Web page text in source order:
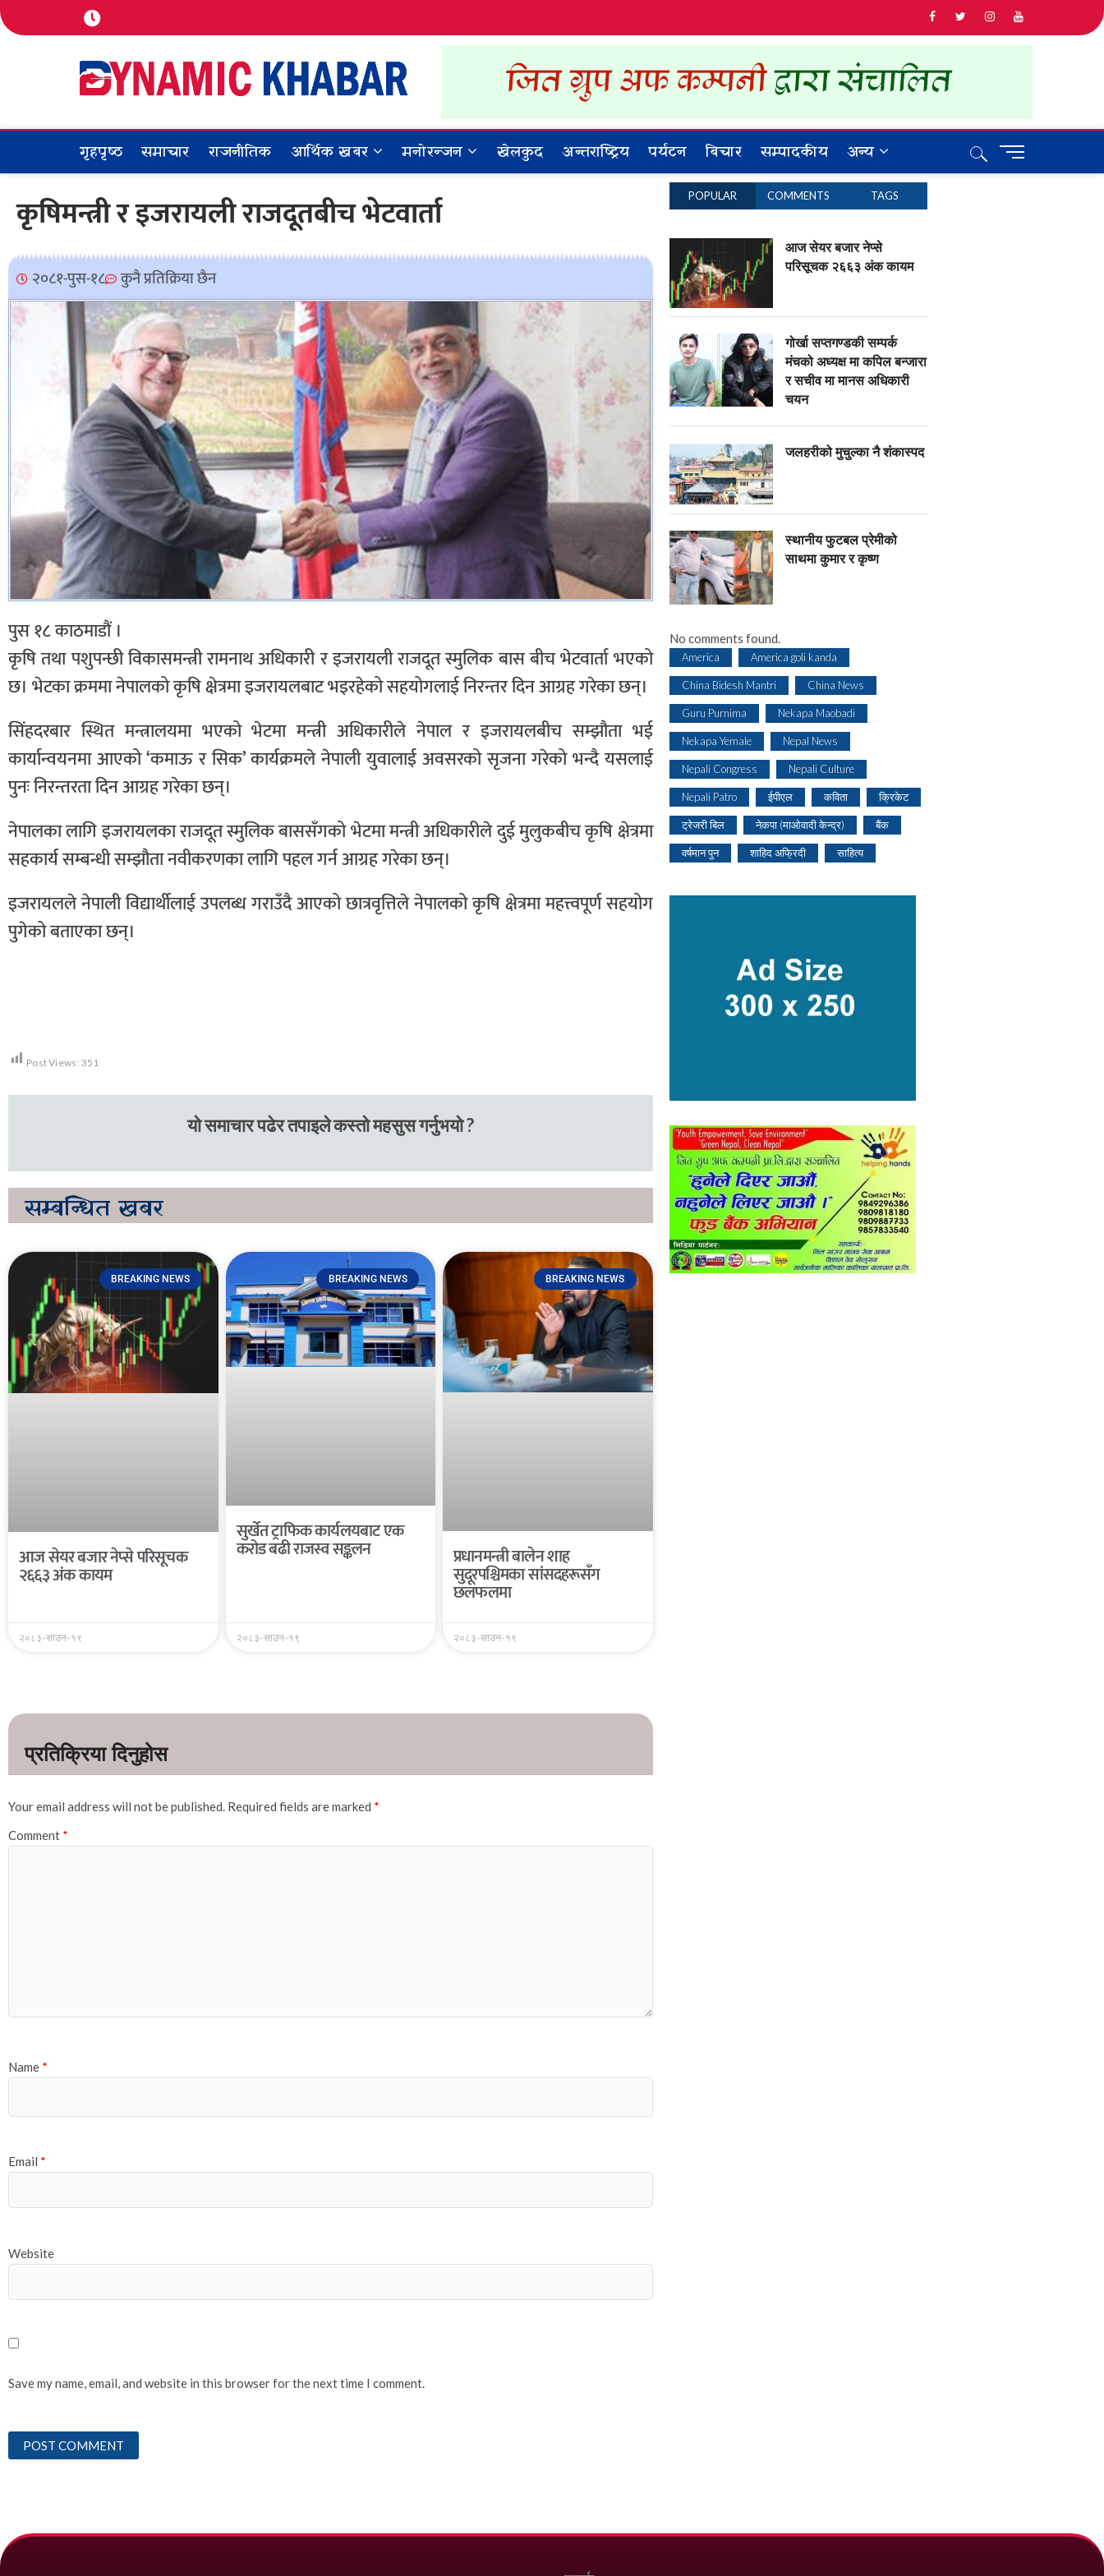
Dynamic Khabar
ALL NEWS IN NEPAL
गृहपृष्ठ समाचार राजनीतिक आर्थिक खबर मनोरन्जन खेलकुद अन्तराष्ट्रिय पर्यटन बिचार सम्पादकीय अन्य
M
कृषिमन्त्री र इजरायली राजदूतबीच भेटवार्ता
२०८१-पुस-१८ कुनै प्रतिक्रिया छैन
पुस १८ काठमाडौं ।
कृषि तथा पशुपन्छी विकासमन्त्री रामनाथ अधिकारी र इजरायली राजदूत स्मुलिक बास बीच भेटवार्ता भएको
छ। भेटका क्रममा नेपालको कृषि क्षेत्रमा इजरायलबाट भइरहेको सहयोगलाई निरन्तर दिन आग्रह गरेका छन्।
सिंहदरबार स्थित मन्त्रालयमा भएको भेटमा मन्त्री अधिकारीले नेपाल र इजरायलबीच सम्झौता भई
कार्यान्वयनमा आएको ‘कमाऊ र सिक’ कार्यक्रमले नेपाली युवालाई अवसरको सृजना गरेको भन्दै यसलाई
पुनः निरन्तरता दिन आग्रह गरेका छन्।
नेपालका लागि इजरायलका राजदूत स्मुलिक बाससँगको भेटमा मन्त्री अधिकारीले दुई मुलुकबीच कृषि क्षेत्रमा
सहकार्य सम्बन्धी सम्झौता नवीकरणका लागि पहल गर्न आग्रह गरेका छन्।
इजरायलले नेपाली विद्यार्थीलाई उपलब्ध गराउँदै आएको छात्रवृत्तिले नेपालको कृषि क्षेत्रमा महत्त्वपूर्ण सहयोग
पुगेको बताएका छन्।
Post Views: 351
यो समाचार पढेर तपाइले कस्तो महसुस गर्नुभयो ?
सम्बन्धित खबर
BREAKING NEWS
आज सेयर बजार नेप्से परिसूचक
२६६३ अंक कायम
२०८३-साउन-१९
BREAKING NEWS
सुर्खेत ट्राफिक कार्यलयबाट एक
करोड बढी राजस्व सङ्कलन
२०८३-साउन-१९
BREAKING NEWS
प्रधानमन्त्री बालेन शाह
सुदूरपश्चिमका सांसदहरूसँग
छलफलमा
२०८३-साउन-१९
Your email address will not be published. Required fields are marked *
Comment *
Name *
Email *
Website
Save my name, email, and website in this browser for the next time I comment.
POPULAR COMMENTS TAGS
आज सेयर बजार नेप्से
परिसूचक २६६३ अंक कायम
गोर्खा सप्तगण्डकी सम्पर्क
मंचको अध्यक्ष मा कपिल बन्जारा
र सचीव मा मानस अधिकारी
चयन
जलहरीको मुचुल्का नै शंंकास्पद
स्थानीय फुटबल प्रेमीको
साथमा कुमार र कृष्ण
No comments found.
America America goli kanda
China Bidesh Mantri China News
Guru Purnima Nekapa Maobadi
Nekapa Yemale Nepal News
Nepali Congress Nepali Culture
Nepali Patro ईपीएल कविता क्रिकेट
ट्रेजरी बिल नेकपा (माओवादी केन्द्र) बैंक
वर्षमान पुन शाहिद अफ्रिदी साहित्य